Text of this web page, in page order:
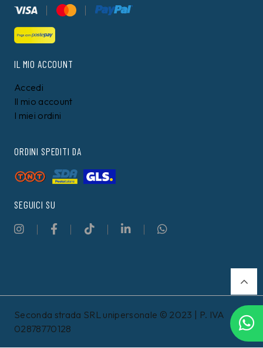
IL MIO ACCOUNT
Accedi
Il mio account
I miei ordini
ORDINI SPEDITI DA
SEGUICI SU
Seconda strada SRL unipersonale © 2023 | P. IVA
02878770128